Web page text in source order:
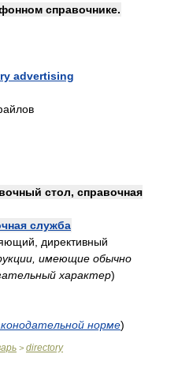
справочнике.
advertising
стол, справочная
служба
директивный
имеющие обычно
характер)
норме)
> directory